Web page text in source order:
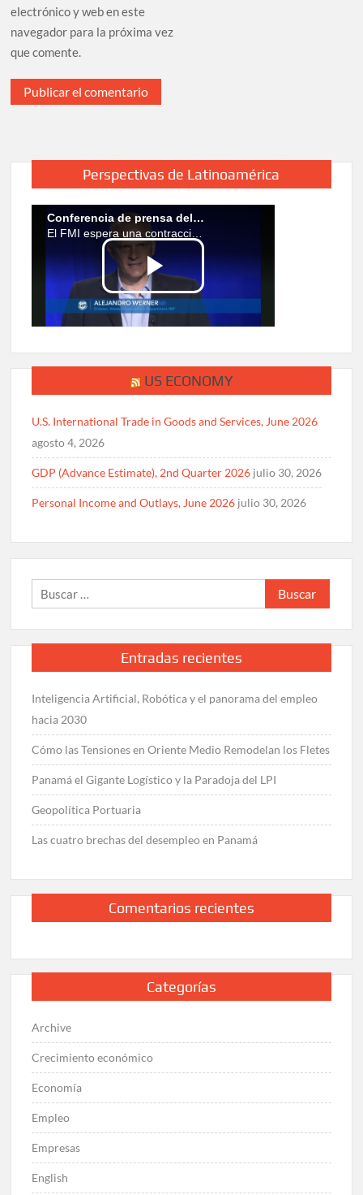
electrónico y web en este
navegador para la próxima vez
que comente.
Perspectivas de Latinoamérica
US ECONOMY
U.S. International Trade in Goods and Services, June 2026
agosto 4, 2026
GDP (Advance Estimate), 2nd Quarter 2026 julio 30, 2026
Personal Income and Outlays, June 2026 julio 30, 2026
Buscar:
Entradas recientes
Inteligencia Artificial, Robótica y el panorama del empleo
hacia 2030
Cómo las Tensiones en Oriente Medio Remodelan los Fletes
Panamá el Gigante Logístico y la Paradoja del LPI
Geopolítica Portuaria
Las cuatro brechas del desempleo en Panamá
Comentarios recientes
Categorías
Archive
Crecimiento económico
Economía
Empleo
Empresas
English